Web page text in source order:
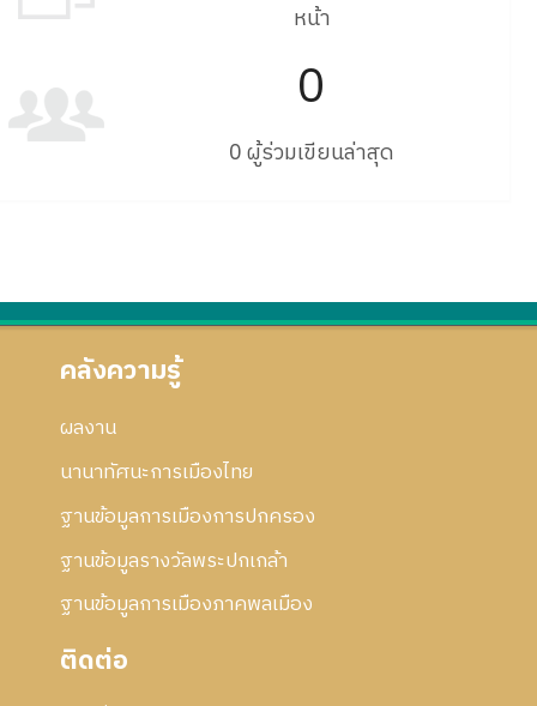
หน้า
0
0 ผู้ร่วมเขียนล่าสุด
คลังความรู้
ผลงาน
นานาทัศนะการเมืองไทย
ฐานข้อมูลการเมืองการปกครอง
ฐานข้อมูลรางวัลพระปกเกล้า
ฐานข้อมูลการเมืองภาคพลเมือง
ติดต่อ